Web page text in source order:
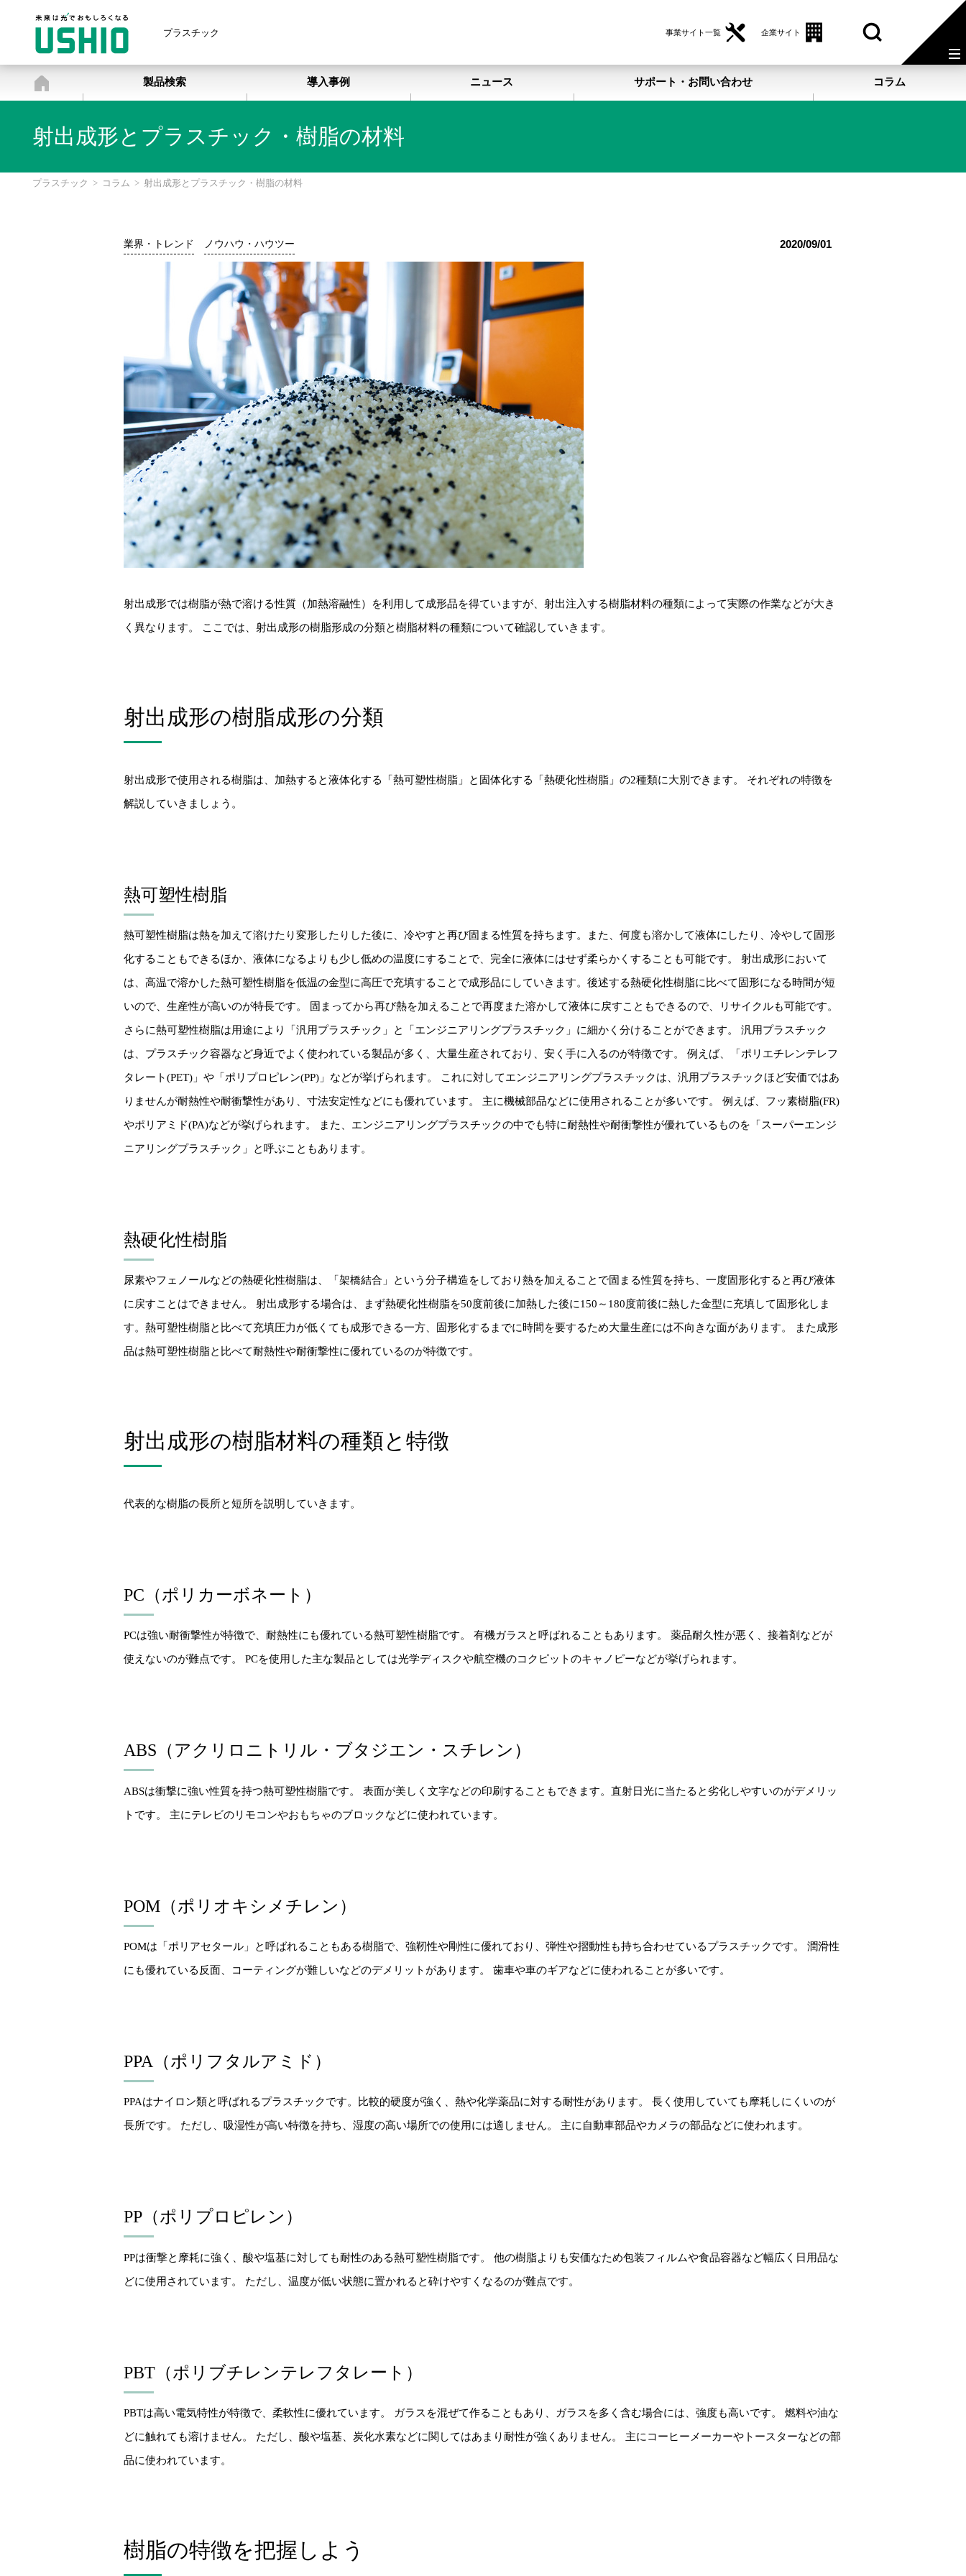
プラスチック 事業サイト一覧 企業サイト
プラスチック
製品検索 導入事例 ニュース サポート・お問い合わせ コラム
射出成形とプラスチック・樹脂の材料
プラスチック > コラム > 射出成形とプラスチック・樹脂の材料
業界・トレンド ノウハウ・ハウツー 2020/09/01
射出成形では樹脂が熱で溶ける性質（加熱溶融性）を利用して成形品を得ていますが、射出注入する樹脂材料の種類によって実際の作業などが大き
く異なります。 ここでは、射出成形の樹脂形成の分類と樹脂材料の種類について確認していきます。
射出成形の樹脂成形の分類
射出成形で使用される樹脂は、加熱すると液体化する「熱可塑性樹脂」と固体化する「熱硬化性樹脂」の2種類に大別できます。 それぞれの特徴を
解説していきましょう。
熱可塑性樹脂
熱可塑性樹脂は熱を加えて溶けたり変形したりした後に、冷やすと再び固まる性質を持ちます。また、何度も溶かして液体にしたり、冷やして固形
化することもできるほか、液体になるよりも少し低めの温度にすることで、完全に液体にはせず柔らかくすることも可能です。 射出成形において
は、高温で溶かした熱可塑性樹脂を低温の金型に高圧で充填することで成形品にしていきます。後述する熱硬化性樹脂に比べて固形になる時間が短
いので、生産性が高いのが特長です。 固まってから再び熱を加えることで再度また溶かして液体に戻すこともできるので、リサイクルも可能です。
さらに熱可塑性樹脂は用途により「汎用プラスチック」と「エンジニアリングプラスチック」に細かく分けることができます。 汎用プラスチック
は、プラスチック容器など身近でよく使われている製品が多く、大量生産されており、安く手に入るのが特徴です。 例えば、「ポリエチレンテレフ
タレート(PET)」や「ポリプロピレン(PP)」などが挙げられます。 これに対してエンジニアリングプラスチックは、汎用プラスチックほど安価ではあ
りませんが耐熱性や耐衝撃性があり、寸法安定性などにも優れています。 主に機械部品などに使用されることが多いです。 例えば、フッ素樹脂(FR)
やポリアミド(PA)などが挙げられます。 また、エンジニアリングプラスチックの中でも特に耐熱性や耐衝撃性が優れているものを「スーパーエンジ
ニアリングプラスチック」と呼ぶこともあります。
熱硬化性樹脂
尿素やフェノールなどの熱硬化性樹脂は、「架橋結合」という分子構造をしており熱を加えることで固まる性質を持ち、一度固形化すると再び液体
に戻すことはできません。 射出成形する場合は、まず熱硬化性樹脂を50度前後に加熱した後に150～180度前後に熱した金型に充填して固形化しま
す。熱可塑性樹脂と比べて充填圧力が低くても成形できる一方、固形化するまでに時間を要するため大量生産には不向きな面があります。 また成形
品は熱可塑性樹脂と比べて耐熱性や耐衝撃性に優れているのが特徴です。
射出成形の樹脂材料の種類と特徴
代表的な樹脂の長所と短所を説明していきます。
PC（ポリカーボネート）
PCは強い耐衝撃性が特徴で、耐熱性にも優れている熱可塑性樹脂です。 有機ガラスと呼ばれることもあります。 薬品耐久性が悪く、接着剤などが
使えないのが難点です。 PCを使用した主な製品としては光学ディスクや航空機のコクピットのキャノピーなどが挙げられます。
ABS（アクリロニトリル・ブタジエン・スチレン）
ABSは衝撃に強い性質を持つ熱可塑性樹脂です。 表面が美しく文字などの印刷することもできます。直射日光に当たると劣化しやすいのがデメリッ
トです。 主にテレビのリモコンやおもちゃのブロックなどに使われています。
POM（ポリオキシメチレン）
POMは「ポリアセタール」と呼ばれることもある樹脂で、強靭性や剛性に優れており、弾性や摺動性も持ち合わせているプラスチックです。 潤滑性
にも優れている反面、コーティングが難しいなどのデメリットがあります。 歯車や車のギアなどに使われることが多いです。
PPA（ポリフタルアミド）
PPAはナイロン類と呼ばれるプラスチックです。比較的硬度が強く、熱や化学薬品に対する耐性があります。 長く使用していても摩耗しにくいのが
長所です。 ただし、吸湿性が高い特徴を持ち、湿度の高い場所での使用には適しません。 主に自動車部品やカメラの部品などに使われます。
PP（ポリプロピレン）
PPは衝撃と摩耗に強く、酸や塩基に対しても耐性のある熱可塑性樹脂です。 他の樹脂よりも安価なため包装フィルムや食品容器など幅広く日用品な
どに使用されています。 ただし、温度が低い状態に置かれると砕けやすくなるのが難点です。
PBT（ポリブチレンテレフタレート）
PBTは高い電気特性が特徴で、柔軟性に優れています。 ガラスを混ぜて作ることもあり、ガラスを多く含む場合には、強度も高いです。 燃料や油な
どに触れても溶けません。 ただし、酸や塩基、炭化水素などに関してはあまり耐性が強くありません。 主にコーヒーメーカーやトースターなどの部
品に使われています。
樹脂の特徴を把握しよう